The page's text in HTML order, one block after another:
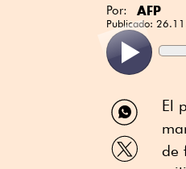
Por: AFP
Publicado:
Compartir
por
WhatsApp
Compartir
por
El
de